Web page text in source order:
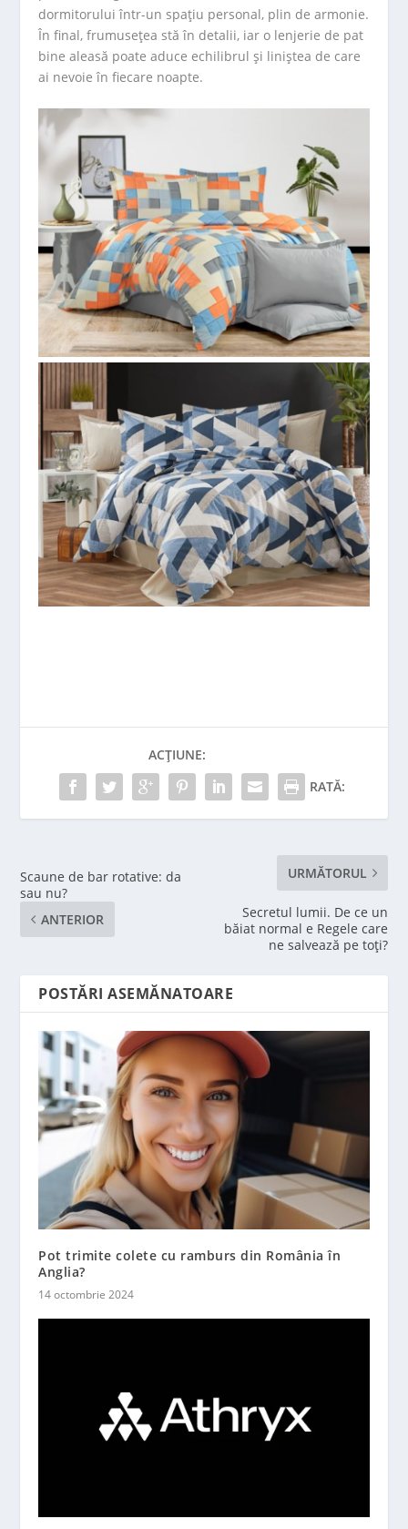
dormitorului într-un spațiu personal, plin de armonie.
În final, frumusețea stă în detalii, iar o lenjerie de pat
bine aleasă poate aduce echilibrul și liniștea de care
ai nevoie în fiecare noapte.
ACȚIUNE:
RATĂ:
Scaune de bar rotative: da
sau nu?
ANTERIOR
URMĂTORUL
Secretul lumii. De ce un
băiat normal e Regele care
ne salvează pe toți?
POSTĂRI ASEMĂNATOARE
Pot trimite colete cu ramburs din România în
Anglia?
14 octombrie 2024